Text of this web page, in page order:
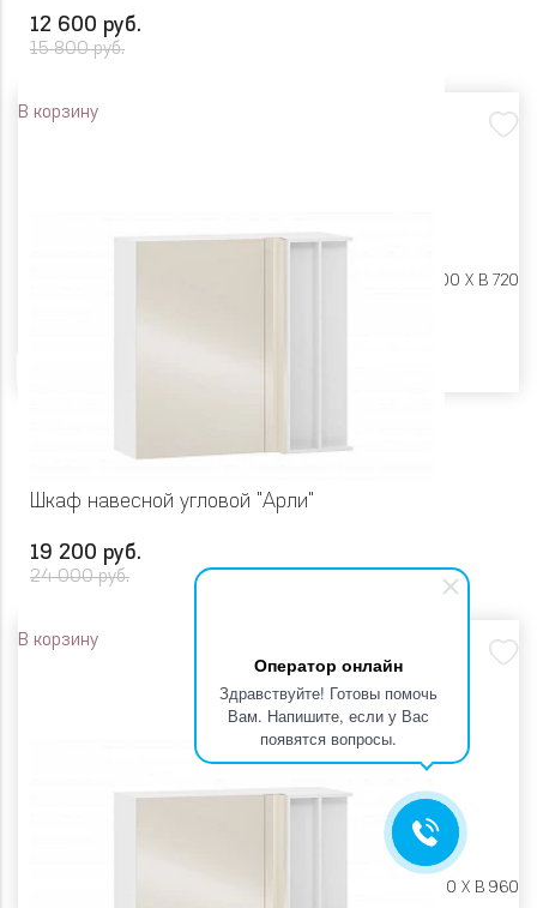
Оператор онлайн
Здравствуйте! Готовы помочь
Вам. Напишите, если у Вас
появятся вопросы.
12 600 руб.
15 800 руб.
В корзину
Ш 1000 X Г 400 X В 720
Шкаф навесной угловой "Арли"
19 200 руб.
24 000 руб.
В корзину
Ш 1000 X Г 400 X В 960